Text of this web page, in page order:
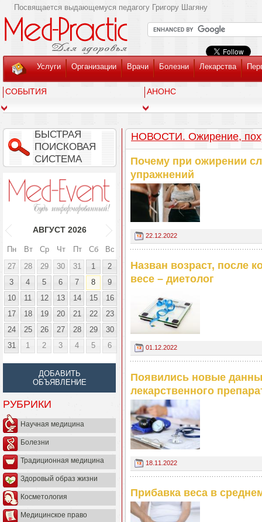
Посвящается выдающемуся педагогу Григору Шагяну
Услуги Организации Врачи Болезни Лекарства
СОБЫТИЯ АНОНС
БЫСТРАЯ
ПОИСКОВАЯ
СИСТЕМА
АВГУСТ 2026
Пн Вт Ср Чт Пт Сб
Вс
27
28 29 30 31 1
2
3
4 5 6 7 8
9
10
11 12 13 14 15
16
17
18 19 20 21 22
23
24
25 26 27 28 29
30
31
1 2 3 4 5 6
ДОБАВИТЬ
ОБЪЯВЛЕНИЕ
РУБРИКИ
Научная медицина
Болезни
Традиционная медицина
Здоровый образ жизни
Косметология
Медицинское право
НОВОСТИ. Ожирение,
Почему при ожирении
упражнений
22.12.2022
Назван возраст, после
весе – диетолог
01.12.2022
Появились новые
лекарственного
18.11.2022
Прибавка веса в